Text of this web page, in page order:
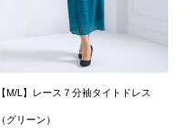
【M/L】レース７分袖タイトドレス
（グリーン）